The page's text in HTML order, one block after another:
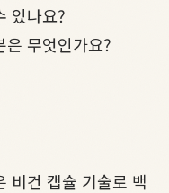
있나요?
은 무엇인가요?
비건 캡슐 기술로 백